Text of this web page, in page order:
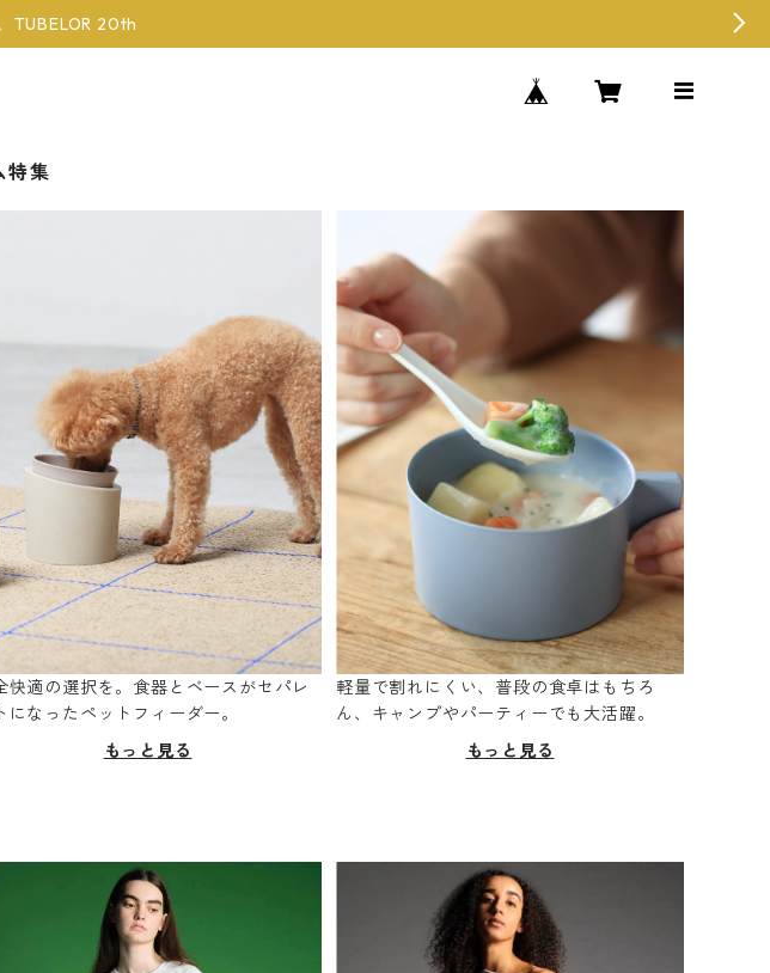
TUBELOR 20th
特集
快適の選択を。食器とベースがセパレ
になったペットフィーダー。
もっと見る
軽量で割れにくい、普段の食卓はもちろ
ん、キャンプやパーティーでも大活躍。
もっと見る